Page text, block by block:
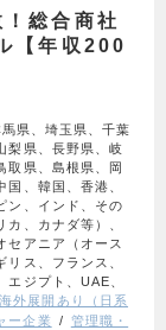
総合商社
【年収200
県、埼玉県、千葉
梨県、長野県、岐
取県、島根県、岡
、韓国、香港、
ン、インド、その
、カナダ等）、
セアニア（オース
リス、フランス、
エジプト、UAE、
海外展開あり（日系
ー企業
管理職・